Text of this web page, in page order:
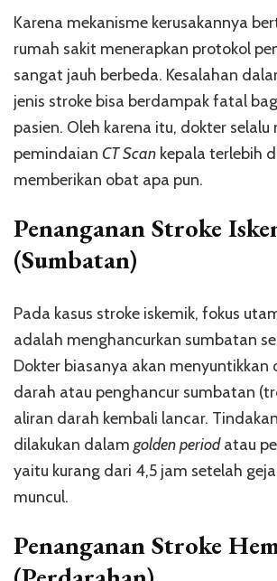
Karena mekanisme kerusakannya
rumah sakit menerapkan protokol
sangat jauh berbeda. Kesalahan
jenis stroke bisa berdampak fatal
pasien. Oleh karena itu, dokter selalu
pemindaian CT Scan kepala terlebih
memberikan obat apa pun.
Penanganan Stroke
(Sumbatan)
Pada kasus stroke iskemik, fokus
adalah menghancurkan sumbatan
Dokter biasanya akan menyuntikkan
darah atau penghancur sumbatan
aliran darah kembali lancar.
dilakukan dalam golden periodatau
yaitu kurang dari 4,5 jam setelah
muncul.
Penanganan Stroke